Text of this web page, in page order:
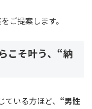
ご提案します。
こそ叶う、“納
いる方ほど、 “男性